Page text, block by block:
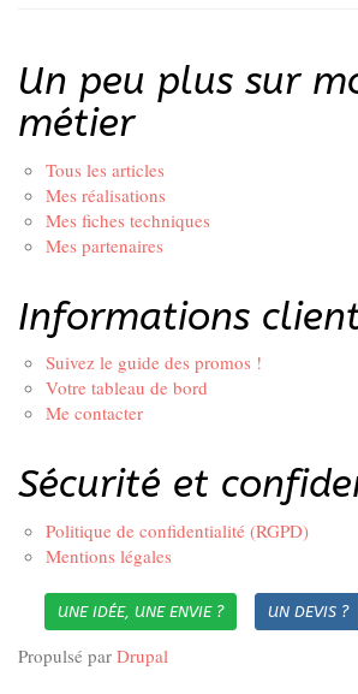
Un peu plus sur
métier
Tous les articles
Mes réalisations
Mes fiches techniques
Mes partenaires
Informations
Suivez le guide des promos !
Votre tableau de bord
Me contacter
Sécurité et
Politique de confidentialité (RGPD)
Mentions légales
UNE IDÉE, UNE ENVIE ? UN DEVIS ?
Propulsé par Drupal